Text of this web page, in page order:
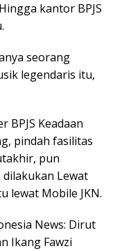
kantor BPJS
seorang
legendaris itu,
BPJS Keadaan
pindah fasilitas
pun
Lewat
lewat Mobile JKN.
News: Dirut
Ikang Fawzi